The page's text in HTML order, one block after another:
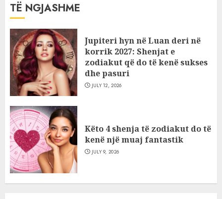
TË NGJASHME
Jupiteri hyn në Luan deri në
korrik 2027: Shenjat e
zodiakut që do të kenë sukses
dhe pasuri
JULY 12, 2026
Këto 4 shenja të zodiakut do të
kenë një muaj fantastik
JULY 9, 2026